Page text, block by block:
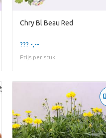
Chry Bl Beau Red
??? -,--
Prijs per stuk